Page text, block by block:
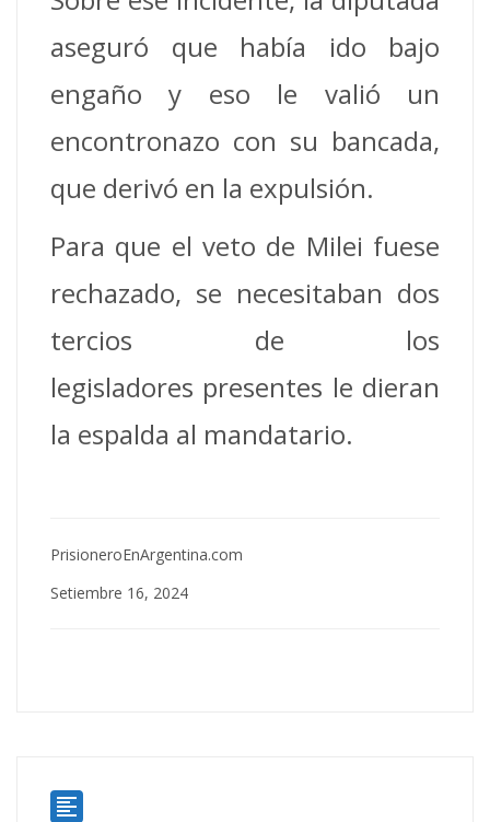
aseguró que había ido bajo
engaño y eso le valió un
encontronazo con su bancada,
que derivó en la expulsión.
Para que el veto de Milei fuese
rechazado, se necesitaban dos
tercios de los
legisladores presentes le dieran
la espalda al mandatario.
PrisioneroEnArgentina.com
Setiembre 16, 2024
